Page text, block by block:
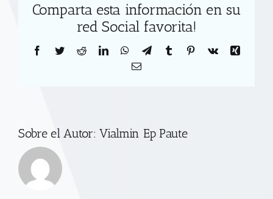
Comparta esta información en su
red Social favorita!
Facebook
TwitterRedditLinkedInWhatsApp
TelegramTumblr Pinterest
Vk
Xing
Correo
Sobre el Autor:Vialmin Ep Paute